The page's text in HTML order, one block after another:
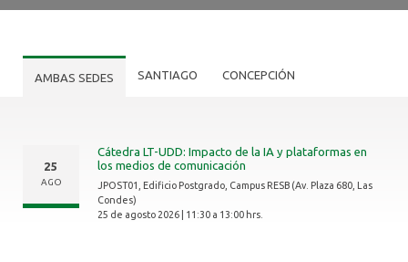
AMBAS SEDES SANTIAGO CONCEPCIÓN
25
AGO
Cátedra LT-UDD: Impacto de la IA y plataformas en
los medios de comunicación
JPOST01, Edificio Postgrado, Campus RESB (Av. Plaza 680, Las
Condes)
25 de agosto 2026 | 11:30 a 13:00 hrs.